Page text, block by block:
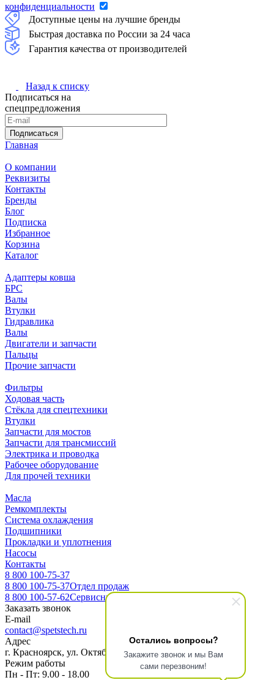
Остались вопросы?
Закажите звонок и мы Вам
сами перезвоним!
конфиденциальности
Доступные цены на лучшие бренды
Быстрая доставка по России за 24 часа
Гарантия качества от производителей
Назад к списку
Подписаться на
спецпредложения
Подписаться
Главная
О компании
Реквизиты
Контакты
Бренды
Блог
Подписка
Избранное
Корзина
Каталог
Адаптеры ковша
БРС
Валы
Втулки
Гидравлика
Валы
Двигатели и запчасти
Пальцы
Прочие запчасти
Фильтры
Ходовая часть
Стёкла для спецтехники
Втулки
Запчасти для мостов
Запчасти для трансмиссий
Электрика и проводка
Рабочее оборудование
Для прочей техники
Масла
Ремкомплекты
Система охлаждения
Подшипники
Прокладки и уплотнения
Насосы
Контакты
8 800 100-75-37
8 800 100-75-37Отдел продаж
8 800 100-57-62Сервисный центр
Заказать звонок
E-mail
contact@spetstech.ru
Адрес
г. Красноярск, ул. Октябрьская 16, офис 3-10
Режим работы
Пн - Пт: 9.00 - 18.00